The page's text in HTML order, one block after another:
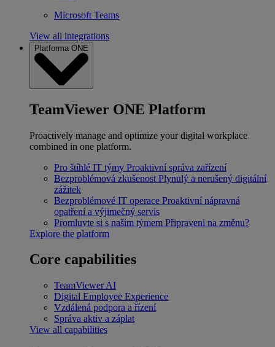
Microsoft Teams
View all integrations
Platforma ONE
TeamViewer ONE Platform
Proactively manage and optimize your digital workplace
combined in one platform.
Pro štíhlé IT týmy Proaktivní správa zařízení
Bezproblémová zkušenost Plynulý a nerušený digitální
zážitek
Bezproblémové IT operace Proaktivní nápravná
opatření a výjimečný servis
Promluvte si s naším týmem Připraveni na změnu?
Explore the platform
Core capabilities
TeamViewer AI
Digital Employee Experience
Vzdálená podpora a řízení
Správa aktiv a záplat
View all capabilities